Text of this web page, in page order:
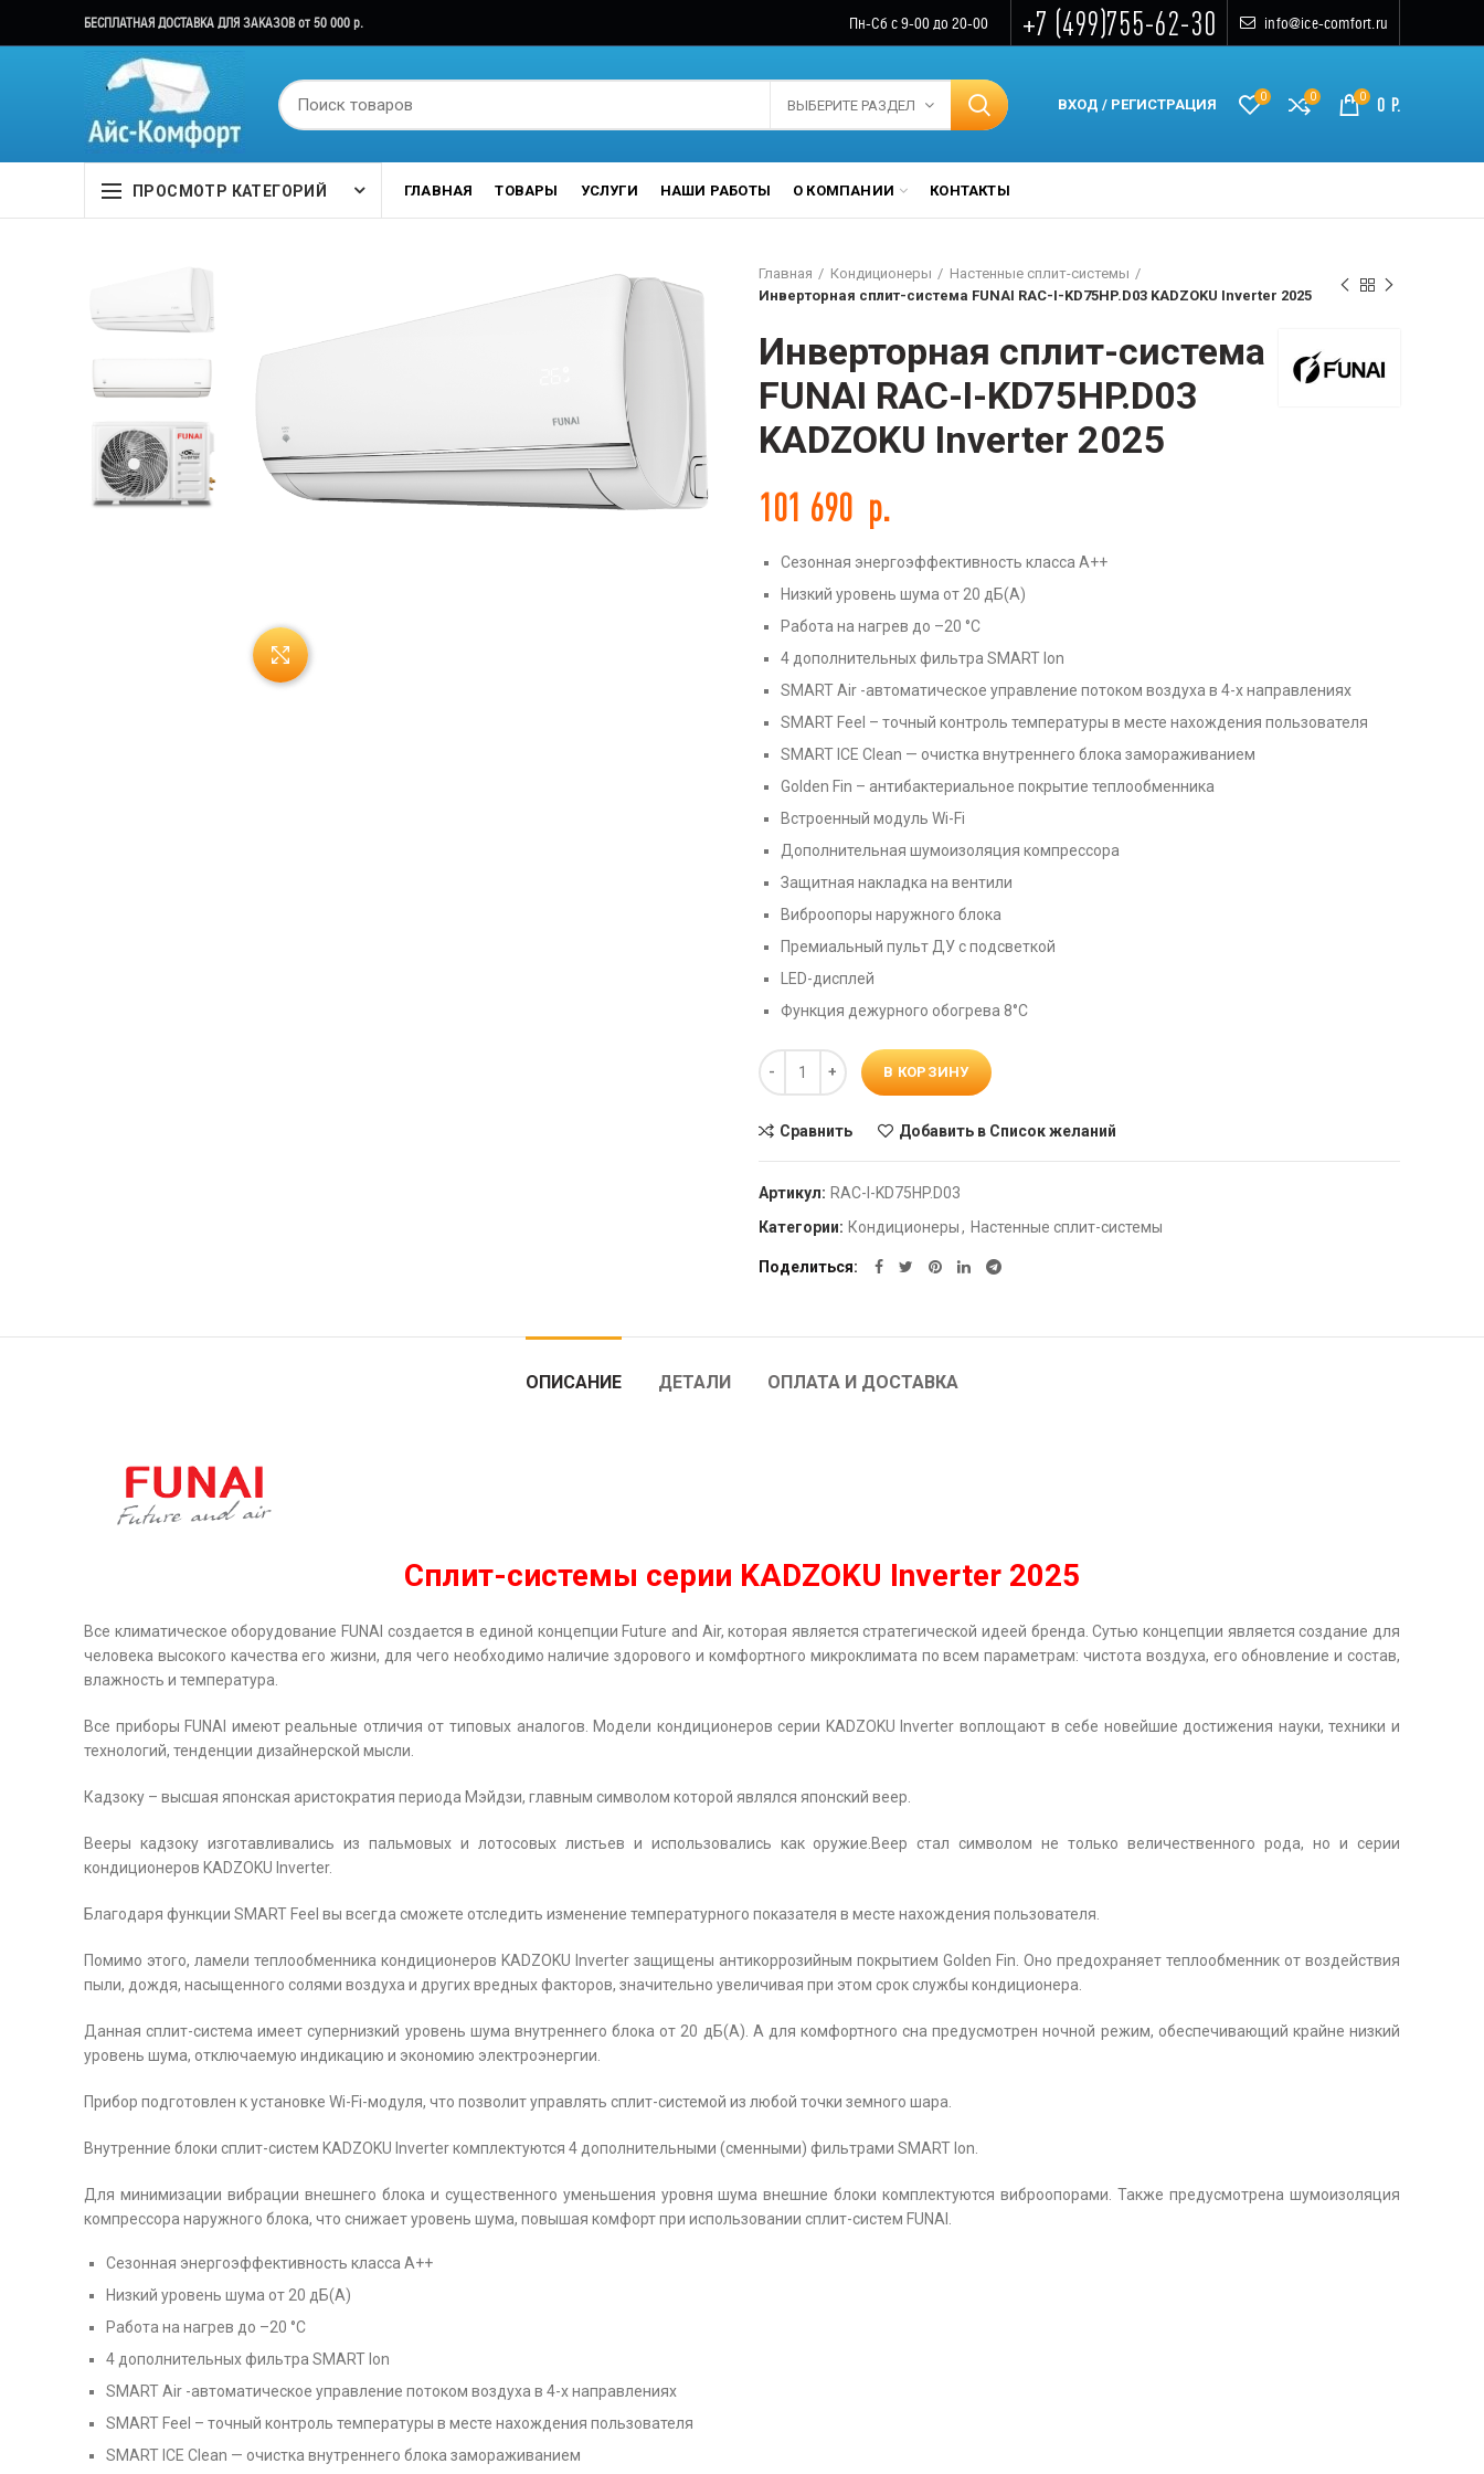
БЕСПЛАТНАЯ ДОСТАВКА ДЛЯ ЗАКАЗОВ от 50 000 р. Пн-Сб с 9-00 до 20-00 +7 (499)755-62-30 info@ice-comfort.ru
ВЫБЕРИТЕ РАЗДЕЛ ВХОД / РЕГИСТРАЦИЯ 0 0 0 0 Р.
ПРОСМОТР КАТЕГОРИЙ ГЛАВНАЯ ТОВАРЫ УСЛУГИ НАШИ РАБОТЫ О КОМПАНИИ КОНТАКТЫ
Нажмите, чтобы увеличить
Главная Кондиционеры
Настенные сплит-системы
Инверторная сплит-система FUNAI RAC-I-KD75HP.D03 KADZOKU Inverter 2025
Инверторная сплит-система
FUNAI RAC-I-KD75HP.D03
KADZOKU Inverter 2025
101 690 р.
Сезонная энергоэффективность класса А++
Низкий уровень шума от 20 дБ(А)
Работа на нагрев до –20 °С
4 дополнительных фильтра SMART Ion
SMART Air -автоматическое управление потоком воздуха в 4-х направлениях
SMART Feel – точный контроль температуры в месте нахождения пользователя
SMART ICE Clean — очистка внутреннего блока замораживанием
Golden Fin – антибактериальное покрытие теплообменника
Встроенный модуль Wi-Fi
Дополнительная шумоизоляция компрессора
Защитная накладка на вентили
Виброопоры наружного блока
Премиальный пульт ДУ с подсветкой
LED-дисплей
Функция дежурного обогрева 8°С
Количество
В КОРЗИНУ
Сравнить Добавить в Список желаний
Артикул: RAC-I-KD75HP.D03
Категории: Кондиционеры, Настенные сплит-системы
Поделиться
ОПИСАНИЕ ДЕТАЛИ ОПЛАТА И ДОСТАВКА
Сплит-системы серии KADZOKU Inverter 2025
Все климатическое оборудование FUNAI создается в единой концепции Future and Air, которая является стратегической идеей бренда. Сутью концепции является создание для
человека высокого качества его жизни, для чего необходимо наличие здорового и комфортного микроклимата по всем параметрам: чистота воздуха, его обновление и состав,
влажность и температура.
Все приборы FUNAI имеют реальные отличия от типовых аналогов. Модели кондиционеров серии KADZOKU Inverter воплощают в себе новейшие достижения науки, техники и
технологий, тенденции дизайнерской мысли.
Кадзоку – высшая японская аристократия периода Мэйдзи, главным символом которой являлся японский веер.
Вееры кадзоку изготавливались из пальмовых и лотосовых листьев и использовались как оружие.Веер стал символом не только величественного рода, но и серии
кондиционеров KADZOKU Inverter.
Благодаря функции SMART Feel вы всегда сможете отследить изменение температурного показателя в месте нахождения пользователя.
Помимо этого, ламели теплообменника кондиционеров KADZOKU Inverter защищены антикоррозийным покрытием Golden Fin. Оно предохраняет теплообменник от воздействия
пыли, дождя, насыщенного солями воздуха и других вредных факторов, значительно увеличивая при этом срок службы кондиционера.
Данная сплит-система имеет супернизкий уровень шума внутреннего блока от 20 дБ(А). А для комфортного сна предусмотрен ночной режим, обеспечивающий крайне низкий
уровень шума, отключаемую индикацию и экономию электроэнергии.
Прибор подготовлен к установке Wi-Fi-модуля, что позволит управлять сплит-системой из любой точки земного шара.
Внутренние блоки сплит-систем KADZOKU Inverter комплектуются 4 дополнительными (сменными) фильтрами SMART Ion.
Для минимизации вибрации внешнего блока и существенного уменьшения уровня шума внешние блоки комплектуются виброопорами. Также предусмотрена шумоизоляция
компрессора наружного блока, что снижает уровень шума, повышая комфорт при использовании сплит-систем FUNAI.
Сезонная энергоэффективность класса А++
Низкий уровень шума от 20 дБ(А)
Работа на нагрев до –20 °С
4 дополнительных фильтра SMART Ion
SMART Air -автоматическое управление потоком воздуха в 4-х направлениях
SMART Feel – точный контроль температуры в месте нахождения пользователя
SMART ICE Clean — очистка внутреннего блока замораживанием